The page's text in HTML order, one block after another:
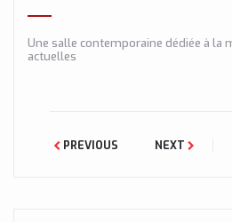
Une salle contemporaine dédiée à la
actuelles
PREVIOUS NEXT